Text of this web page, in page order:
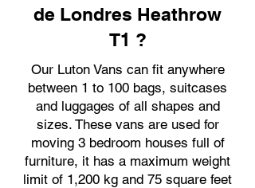
de Londres Heathrow
T1 ?
Our Luton Vans can fit anywhere
between 1 to 100 bags, suitcases
and luggages of all shapes and
sizes. These vans are used for
moving 3 bedroom houses full of
furniture, it has a maximum weight
limit of 1,200 kg and 75 square feet